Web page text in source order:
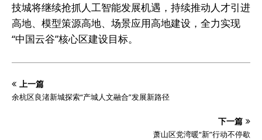
技城将继续抢抓人工智能发展机遇，持续推动人才引进
高地、模型策源高地、场景应用高地建设，全力实现
“中国云谷”核心区建设目标。
上一篇
余杭区良渚新城探索“产城人文融合”发展新路径
下一篇
萧山区党湾暖“新”行动不停歇